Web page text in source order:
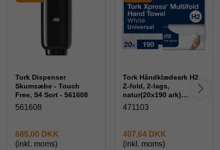
Tork Dispenser
Skumsæbe - Touch
Free, S4 Sort - 561608
561608
685,00 DKK
(inkl. moms)
Tork Håndklædeark H2
Z-fold, 2-lags,
natur(20x190 ark)
471103
471103
407,64 DKK
(inkl. moms)